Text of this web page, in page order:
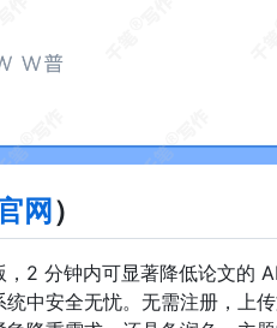
网）
，2 分钟内可显著降低论文的
中安全无忧。无需注册，上